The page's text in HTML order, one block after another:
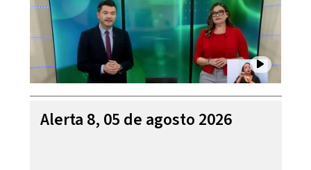
Alerta 8, 05 de agosto 2026